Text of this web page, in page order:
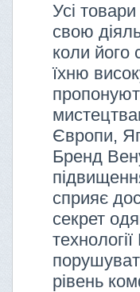
Усі
свою
коли його
їхню
Європи,
Бренд
сприяє
секрет
рівень